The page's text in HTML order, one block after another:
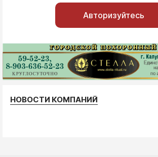
Авторизуйтесь
НОВОСТИ КОМПАНИЙ